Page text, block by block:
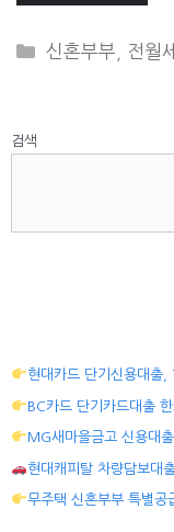
CATEGORIES
신혼부부 전월
검색
현대카드 단기신용대출
BC카드 단기카드대출
MG새마을금고 신용대
현대캐피탈 차량담보대
무주택 신혼부부 특별공